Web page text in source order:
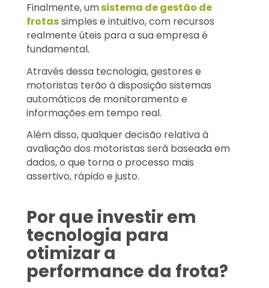
Finalmente, umsistema de gestão de
frotassimples e intuitivo, com recursos
realmente úteis para a sua empresa é
fundamental.
Através dessa tecnologia, gestores e
motoristas terão à disposição sistemas
automáticos de monitoramento e
informações em tempo real.
Além disso, qualquer decisão relativa à
avaliação dos motoristas será baseada em
dados, o que torna o processo mais
assertivo, rápido e justo.
Por que investir em
tecnologia para
otimizar a
performance da frota?